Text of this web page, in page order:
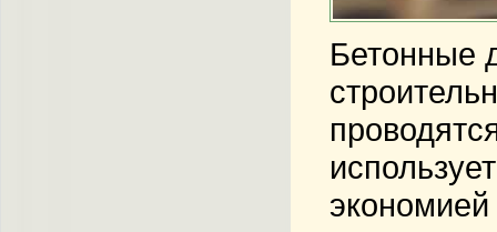
Бетонные